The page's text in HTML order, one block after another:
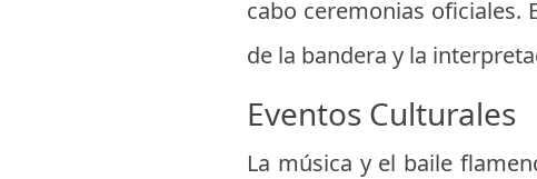
cabo ceremonias oficiales.
de la bandera y la
Eventos Culturales
La música y el baile